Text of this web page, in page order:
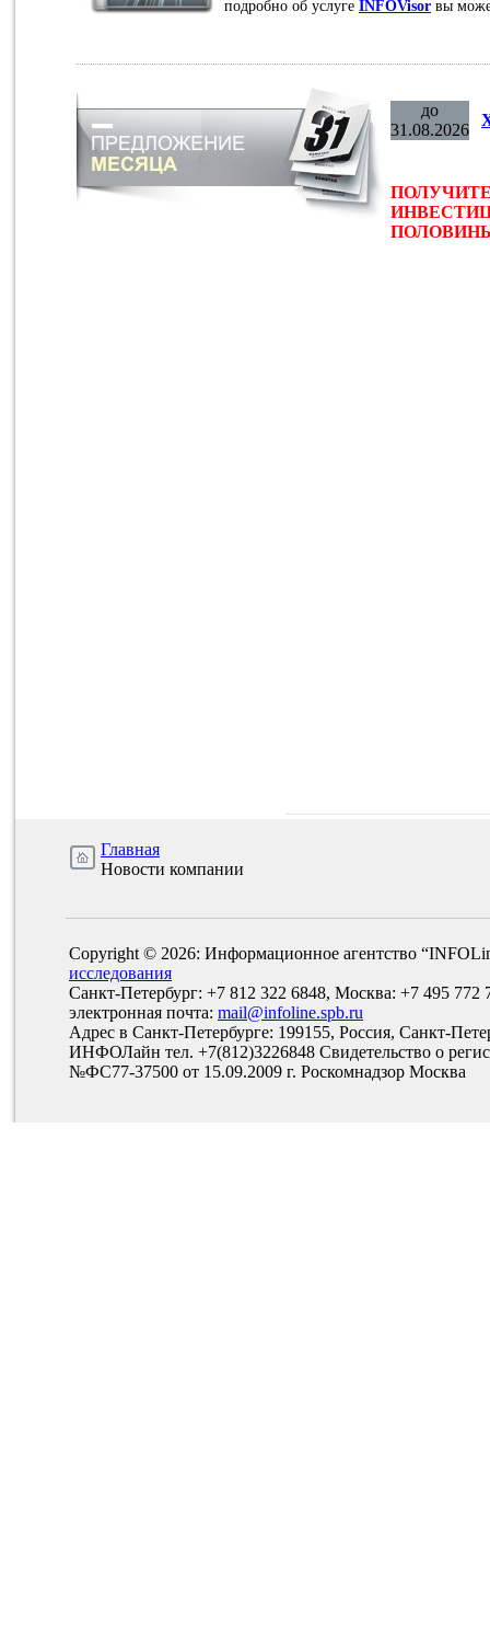
подробно об услуге INFOVisor вы
до
31.08.2026
ПОЛОВИНЫ
Главная
Новости компании
Copyright © 2026: Информационное агентство
исследования
Санкт-Петербург: +7 812 322 6848, Москва: +7 495 772
электронная почта: mail@infoline.spb.ru
Адрес в Санкт-Петербурге: 199155, Россия, Санкт-
ИНФОЛайн тел. +7(812)3226848 Свидетельство о
№ФС77-37500 от 15.09.2009 г. Роскомнадзор Москва